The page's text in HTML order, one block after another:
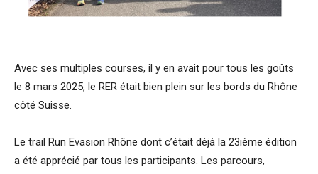
Avec ses multiples courses, il y en avait pour tous les goûts
le 8 mars 2025, le RER était bien plein sur les bords du Rhône
côté Suisse.
Le trail Run Evasion Rhône dont c’était déjà la 23ième édition
a été apprécié par tous les participants. Les parcours,